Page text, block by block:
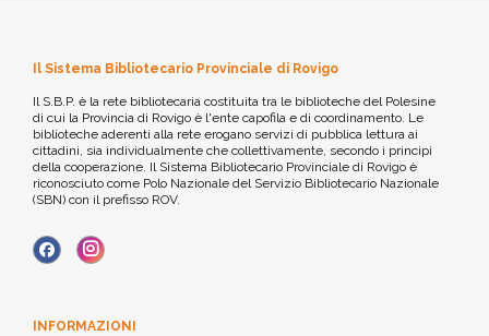
Il Sistema Bibliotecario Provinciale di Rovigo
Il S.B.P. è la rete bibliotecaria costituita tra le biblioteche del Polesine
di cui la Provincia di Rovigo è l'ente capofila e di coordinamento. Le
biblioteche aderenti alla rete erogano servizi di pubblica lettura ai
cittadini, sia individualmente che collettivamente, secondo i principi
della cooperazione. Il Sistema Bibliotecario Provinciale di Rovigo è
riconosciuto come Polo Nazionale del Servizio Bibliotecario Nazionale
(SBN) con il prefisso ROV.
INFORMAZIONI